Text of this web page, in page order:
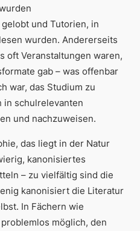
und Tutorien, in
wurden. Andererseits
oft Veranstaltungen waren,
gab – was offenbar
war, das Studium zu
in schulrelevanten
und nachzuweisen.
das liegt in der Natur
kanonisiertes
– zu vielfältig sind die
kanonisiert die Literatur
In Fächern wie
möglich, den